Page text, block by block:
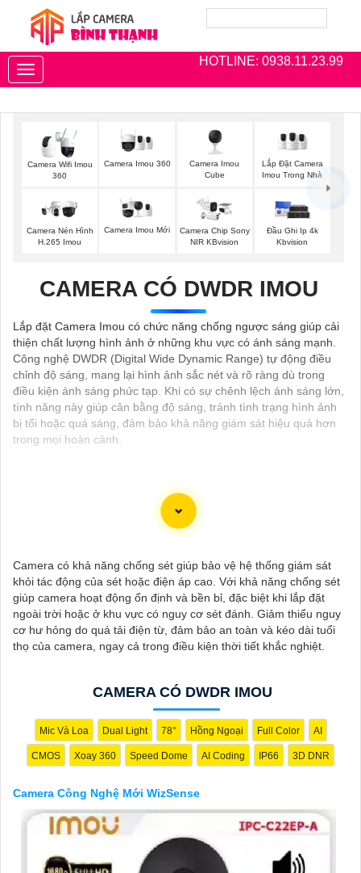
HOTLINE: 0938.11.23.99
Toggle
navigation
Camera Wifi Imou
360
Camera Imou 360
Camera Imou
Cube
Lắp Đặt Camera
Imou Trong Nhà
Camera Nén Hình
H.265 Imou
Camera Imou Mới
Camera Chip Sony
NIR KBvision
Đầu Ghi Ip 4k
Kbvision
CAMERA CÓ DWDR IMOU
Lắp đặt Camera Imou có chức năng chống ngược sáng giúp cải
thiện chất lượng hình ảnh ở những khu vực có ánh sáng mạnh.
Công nghệ DWDR (Digital Wide Dynamic Range) tự động điều
chỉnh độ sáng, mang lại hình ảnh sắc nét và rõ ràng dù trong
điều kiện ánh sáng phức tạp. Khi có sự chênh lệch ánh sáng lớn,
tính năng này giúp cân bằng độ sáng, tránh tình trạng hình ảnh
bị tối hoặc quá sáng, đảm bảo khả năng giám sát hiệu quả hơn
trong mọi hoàn cảnh.
Camera Công Nghệ WizSense được trang bị tính năng nhận
diện thông minh, giúp phát hiện và phân biệt người, phương tiện
hình ảnh, giảm thiểu cảnh báo giả mạo. Ngoài ra, camera còn
hỗ trợ quan sát rõ nét trong điều kiện ánh sáng yếu nhờ công
nghệ Starlight và các tính năng này giúp nâng cao hiệu quả
giám sát và bảo vệ an ninh tốt hơn.
Camera có khả năng chống sét giúp bảo vệ hệ thống giám sát
khỏi tác động của sét hoặc điện áp cao. Với khả năng chống sét
giúp camera hoạt động ổn định và bền bỉ, đặc biệt khi lắp đặt
ngoài trời hoặc ở khu vực có nguy cơ sét đánh. Giảm thiểu nguy
cơ hư hỏng do quá tải điện từ, đảm bảo an toàn và kéo dài tuổi
thọ của camera, ngay cả trong điều kiện thời tiết khắc nghiệt.
CAMERA CÓ DWDR IMOU
Mic Và Loa Dual Light 78° Hồng Ngoại Full Color AI
CMOS Xoay 360 Speed Dome AI Coding IP66 3D DNR
Camera Công Nghệ Mới WizSense